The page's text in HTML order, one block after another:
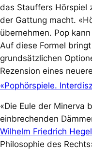
das Stauffers Hörspiel
der Gattung macht.
übernehmen. Pop
Auf diese Formel bringt
grundsätzlichen
Rezension eines
«Pophörspiele.
«Die Eule der Minerva
einbrechenden
Wilhelm Friedrich Hegel
Philosophie des